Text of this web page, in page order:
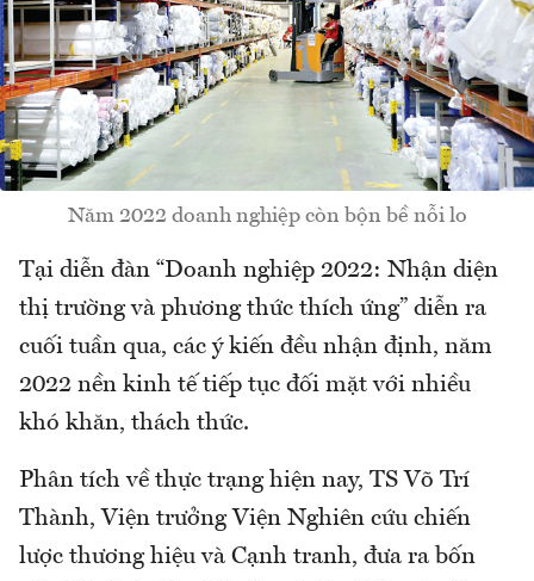
Năm 2022 doanh nghiệp còn bộn bề nỗi lo
Tại diễn đàn “Doanh nghiệp 2022: Nhận diện
thị trường và phương thức thích ứng” diễn ra
cuối tuần qua, các ý kiến đều nhận định, năm
2022 nền kinh tế tiếp tục đối mặt với nhiều
khó khăn, thách thức.
Phân tích về thực trạng hiện nay, TS Võ Trí
Thành, Viện trưởng Viện Nghiên cứu chiến
lược thương hiệu và Cạnh tranh, đưa ra bốn